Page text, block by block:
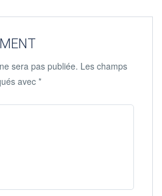
sera pas publiée. Les champs
avec *